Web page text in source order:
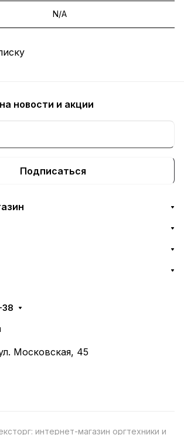
N/A
на новости и акции
Подписаться
38
Московская, 45
интернет-магазин оргтехники и